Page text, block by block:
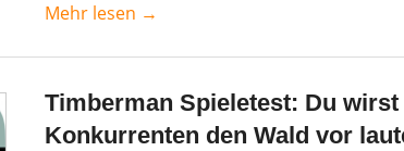
Mehr lesen →
Timberman Spieletest: Du
Konkurrenten den Wald vor